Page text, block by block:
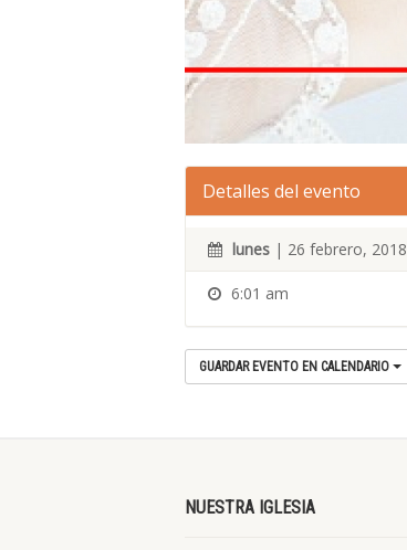
Detalles del evento
lunes | 26 febrero, 2018
6:01 am
GUARDAR EVENTO EN CALENDARIO
NUESTRA IGLESIA